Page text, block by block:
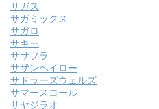
サガス
サガミックス
サガロ
サキー
ササフラ
サザンヘイロー
サドラーズウェルズ
サマースコール
サヤジラオ